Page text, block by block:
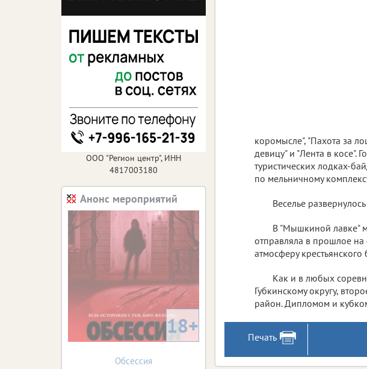
коромысле", "Пахота за
девицу" и "Лента в косе".
туристических лодках-
по мельничному
Веселье
В "Мышкиной лавке"
отправляла в прошлое на
атмосферу крестьянского
Как и в любых
Губкинскому округу,
район. Дипломом и
Печать
ООО "Регион центр", ИНН
4817003180
Анонс мероприятий
18+
Обсессия